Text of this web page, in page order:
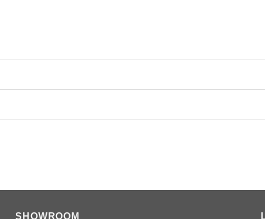
SHOWROOM